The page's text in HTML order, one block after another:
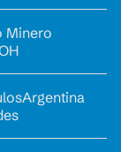
Minero
Argentina